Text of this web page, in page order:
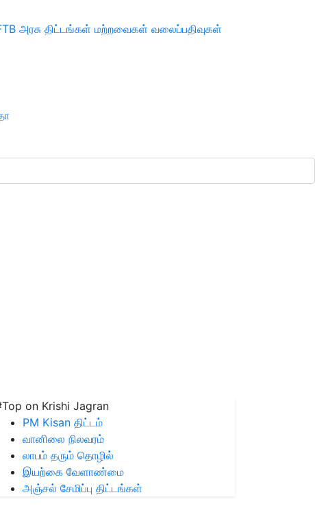
அரசு திட்டங்கள் மற்றவைகள் வலைப்பதிவுகள்
on Krishi Jagran
PM Kisan திட்டம்
வானிலை நிலவரம்
லாபம் தரும் தொழில்
இயற்கை வேளாண்மை
அஞ்சல் சேமிப்பு திட்டங்கள்